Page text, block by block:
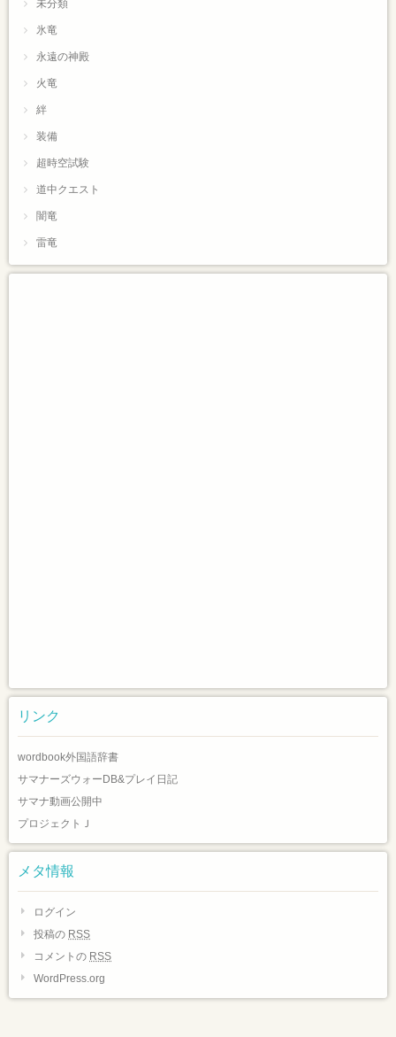
未分類
氷竜
永遠の神殿
火竜
絆
装備
超時空試験
道中クエスト
闇竜
雷竜
リンク
wordbook外国語辞書
サマナーズウォーDB&プレイ日記
サマナ動画公開中
プロジェクトＪ
メタ情報
ログイン
投稿の RSS
コメントの RSS
WordPress.org